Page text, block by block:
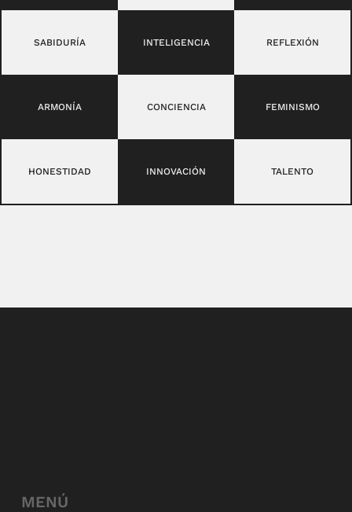
SABIDURÍA INTELIGENCIA REFLEXIÓN
ARMONÍA CONCIENCIA FEMINISMO
HONESTIDAD INNOVACIÓN TALENTO
MENÚ